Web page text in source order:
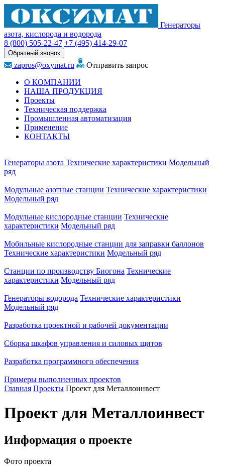
Генераторы
азота, кислорода и водорода
8 (800) 505-22-47 +7 (495) 414-29-07
Обратный звонок
zapros@oxymat.ru
Отправить запрос
О КОМПАНИИ
НАША ПРОДУКЦИЯ
Проекты
Техническая поддержка
Промышленная автоматизация
Применение
КОНТАКТЫ
Генераторы азота Технические характеристики Модельный
ряд
Модульные азотные станции Технические характеристики
Модельный ряд
Модульные кислородные станции Технические
характеристики Модельный ряд
Мобильные кислородные станции для заправки баллонов
Технические характеристики Модельный ряд
Станции по производству Биогона Технические
характеристики Модельный ряд
Генераторы водорода Технические характеристики
Модельный ряд
Разработка проектной и рабочей документации
Сборка шкафов управления и силовых щитов
Разработка программного обеспечения
Примеры выполненных проектов
Главная Проекты Проект для Металлоинвест
Проект для Металлоинвест
Информация о проекте
Фото проекта